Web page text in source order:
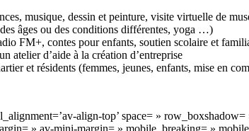
musique, dessin et peinture, visite virtuelle de
âges ou des conditions différentes, yoga …)
FM+, contes pour enfants, soutien scolaire et
atelier d’aide à la création d’entreprise
et résidents (femmes, jeunes, enfants, mise en
align-top’ space= »
» av-mini-margin= » mobile_breaking= »